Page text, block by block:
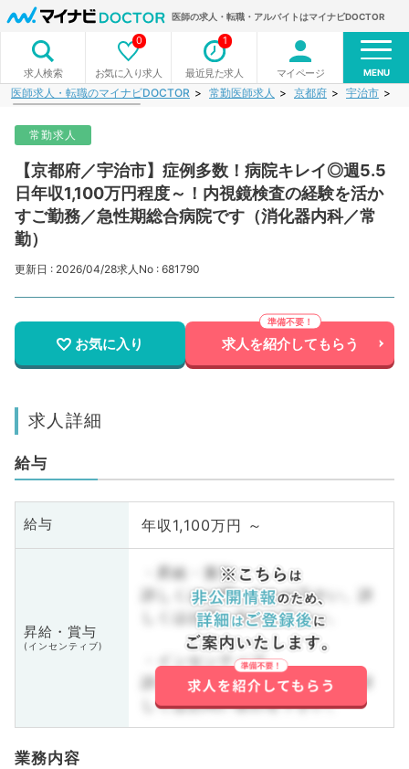
医師の求人・転職・アルバイトはマイナビDOCTOR
求人検索 お気に入り求人
0
最近見た求人
1
マイページ MENU
医師求人・転職のマイナビDOCTOR 常勤医師求人 京都府 宇治市
常勤求人
【京都府／宇治市】症例多数！病院キレイ◎週5.5
日年収1,100万円程度～！内視鏡検査の経験を活か
すご勤務／急性期総合病院です（消化器内科／常
勤）
更新日 : 2026/04/28求人No : 681790
お気に入り 求人を紹介してもらう
求人詳細
給与
給与 年収1,100万円 ～
昇給・賞与
(インセンティブ)
・昇給・賞与
詳しくはお問い合わせ下さい。詳
しくはお問い合わせ下さい。
・インセンティブ
詳しくはお問い合わせ下さい。詳
しくはお問い合わせ下さい。
業務内容